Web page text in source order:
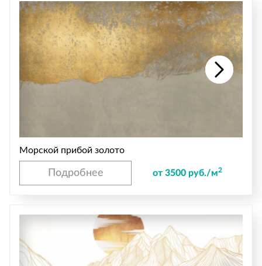
Морской прибой золото
Подробнее от 3500 руб./м2